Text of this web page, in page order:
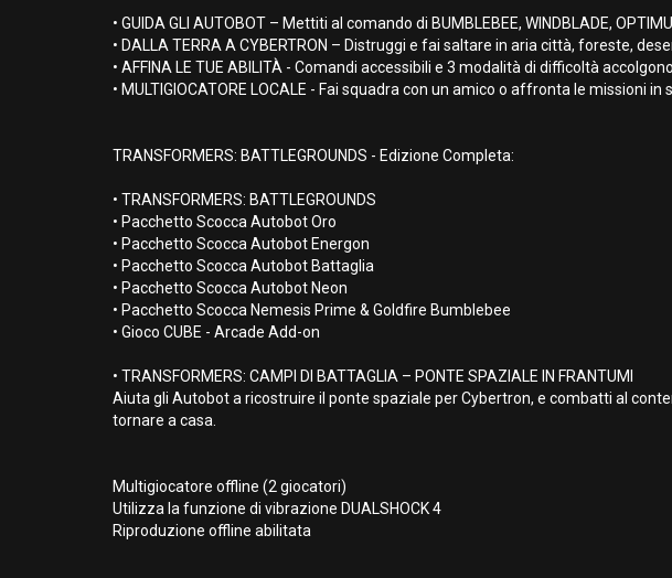
• GUIDA GLI AUTOBOT – Mettiti al comando di BUMBLEBEE, WINDBLADE,
• DALLA TERRA A CYBERTRON – Distruggi e fai saltare in aria città, foreste,
• AFFINA LE TUE ABILITÀ - Comandi accessibili e 3 modalità di difficoltà
• MULTIGIOCATORE LOCALE - Fai squadra con un amico o affronta le missioni
TRANSFORMERS: BATTLEGROUNDS - Edizione Completa:
• TRANSFORMERS: BATTLEGROUNDS
• Pacchetto Scocca Autobot Oro
• Pacchetto Scocca Autobot Energon
• Pacchetto Scocca Autobot Battaglia
• Pacchetto Scocca Autobot Neon
• Pacchetto Scocca Nemesis Prime & Goldfire Bumblebee
• Gioco CUBE - Arcade Add-on
• TRANSFORMERS: CAMPI DI BATTAGLIA – PONTE SPAZIALE IN FRANTUMI
Aiuta gli Autobot a ricostruire il ponte spaziale per Cybertron, e combatti al
tornare a casa.
Multigiocatore offline (2 giocatori)
Utilizza la funzione di vibrazione DUALSHOCK 4
Riproduzione offline abilitata